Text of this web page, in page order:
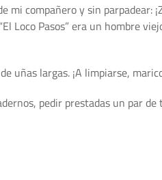
mi compañero y sin
Loco Pasos” era un hombre
uñas largas. ¡A limpiarse,
pedir prestadas un par